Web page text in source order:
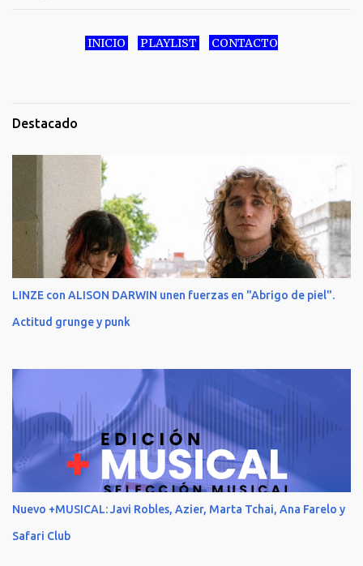
INICIO PLAYLIST CONTACTO
Destacado
LINZE con ALISON DARWIN unen fuerzas en "Abrigo de piel".
Actitud grunge y punk
Nuevo +MUSICAL: Javi Robles, Azier, Marta Tchai, Ana Farelo y
Safari Club